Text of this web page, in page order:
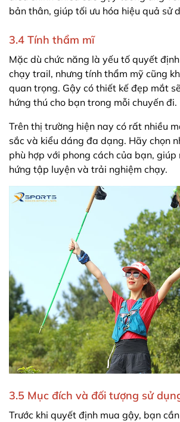
bản thân, giúp tối ưu hóa hiệu quả sử
3.4 Tính thẩm mĩ
Mặc dù chức năng là yếu tố quyết
chạy trail, nhưng tính thẩm mỹ cũng
quan trọng. Gậy có thiết kế đẹp mắt
hứng thú cho bạn trong mỗi chuyến đi.
Trên thị trường hiện nay có rất nhiều
sắc và kiểu dáng đa dạng. Hãy chọn
phù hợp với phong cách của bạn, giúp
hứng tập luyện và trải nghiệm chạy.
3.5 Mục đích và đối tượng sử
Trước khi quyết định mua gậy, bạn